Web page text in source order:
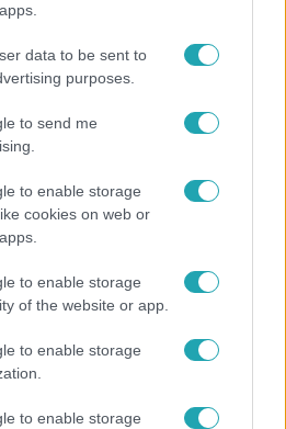
data to be sent to
purposes.
to send me
to enable storage
cookies on web or
to enable storage
of the website or app.
to enable storage
to enable storage
Eb-n a magyar
a németeké lett.